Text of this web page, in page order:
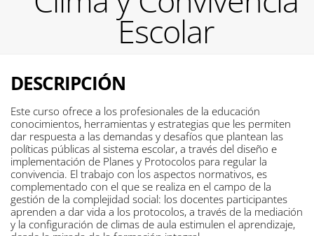
Escolar
DESCRIPCIÓN
Este curso ofrece a los profesionales de la educación
conocimientos, herramientas y estrategias que les permiten
dar respuesta a las demandas y desafíos que plantean las
políticas públicas al sistema escolar, a través del diseño e
implementación de Planes y Protocolos para regular la
convivencia. El trabajo con los aspectos normativos, es
complementado con el que se realiza en el campo de la
gestión de la complejidad social: los docentes participantes
aprenden a dar vida a los protocolos, a través de la mediación
y la configuración de climas de aula estimulen el aprendizaje,